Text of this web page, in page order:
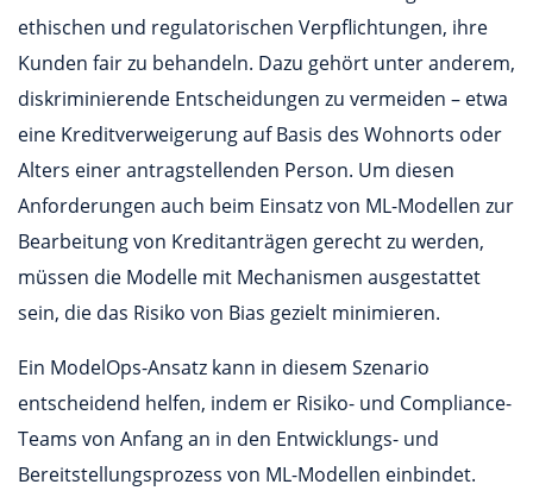
ethischen und regulatorischen Verpflichtungen, ihre
Kunden fair zu behandeln. Dazu gehört unter anderem,
diskriminierende Entscheidungen zu vermeiden – etwa
eine Kreditverweigerung auf Basis des Wohnorts oder
Alters einer antragstellenden Person. Um diesen
Anforderungen auch beim Einsatz von ML-Modellen zur
Bearbeitung von Kreditanträgen gerecht zu werden,
müssen die Modelle mit Mechanismen ausgestattet
sein, die das Risiko von Bias gezielt minimieren.
Ein ModelOps-Ansatz kann in diesem Szenario
entscheidend helfen, indem er Risiko- und Compliance-
Teams von Anfang an in den Entwicklungs- und
Bereitstellungsprozess von ML-Modellen einbindet.